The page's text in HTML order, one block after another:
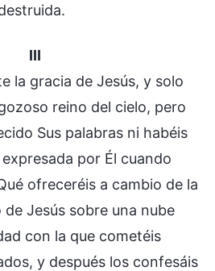
III
la gracia de Jesús, y solo
reino del cielo, pero
Sus palabras ni habéis
por Él cuando
ofreceréis a cambio de la
Jesús sobre una nube
con la que cometéis
y después los confesáis